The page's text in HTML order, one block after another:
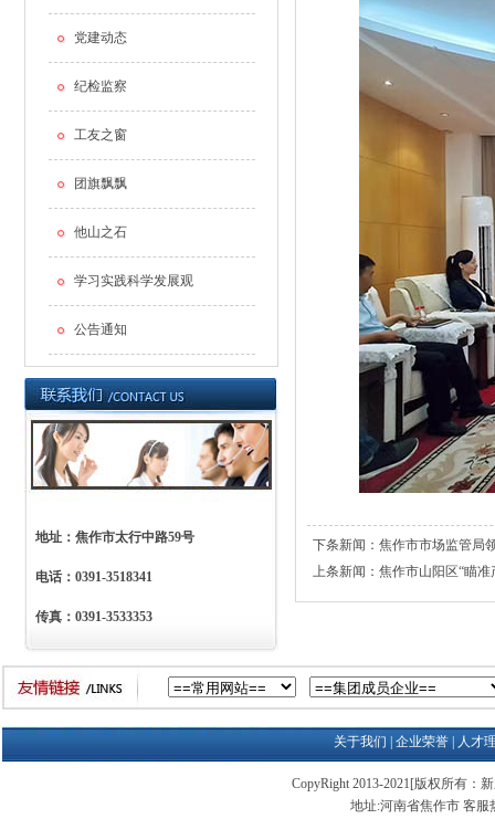
党建动态
纪检监察
工友之窗
团旗飘飘
他山之石
学习实践科学发展观
公告通知
地址：焦作市太行中路59号
电话：0391-3518341
传真：0391-3533353
下条新闻： 焦作市市场监管局
上条新闻： 焦作市山阳区“瞄
关于我们 企业荣誉 人才
CopyRight 2013-2021[版权所有：
地址:河南省焦作市 客服